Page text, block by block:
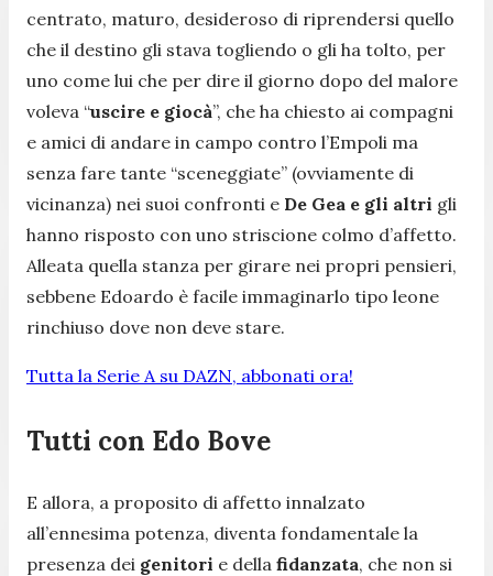
centrato, maturo, desideroso di riprendersi quello
che il destino gli stava togliendo o gli ha tolto, per
uno come lui che per dire il giorno dopo del malore
voleva “uscire e giocà”, che ha chiesto ai compagni
e amici di andare in campo contro l’Empoli ma
senza fare tante “sceneggiate” (ovviamente di
vicinanza) nei suoi confronti e De Gea e gli altri gli
hanno risposto con uno striscione colmo d’affetto.
Alleata quella stanza per girare nei propri pensieri,
sebbene Edoardo è facile immaginarlo tipo leone
rinchiuso dove non deve stare.
Tutta la Serie A su DAZN, abbonati ora!
Tutti con Edo Bove
E allora, a proposito di affetto innalzato
all’ennesima potenza, diventa fondamentale la
presenza dei genitori e della fidanzata, che non si